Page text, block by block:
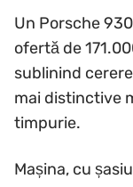
Un Porsche
ofertă de
sublinind
mai distinctive
timpurie.
Mașina, cu